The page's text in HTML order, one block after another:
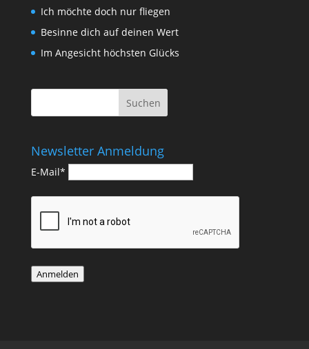
Ich möchte doch nur fliegen
Besinne dich auf deinen Wert
Im Angesicht höchsten Glücks
Newsletter Anmeldung
E-Mail*
Anmelden